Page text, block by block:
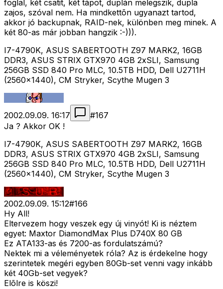
foglal, két csatit, két tápot, duplán melegszik, dupla
zajos, szóval nem. Ha mindkettõn ugyanazt tartod,
akkor jó backupnak, RAID-nek, különben meg minek. A
két 80-as már jobban hangzik :-))).
I7-4790K, ASUS SABERTOOTH Z97 MARK2, 16GB
DDR3, ASUS STRIX GTX970 4GB 2xSLI, Samsung
256GB SSD 840 Pro MLC, 10.5TB HDD, Dell U2711H
(2560x1440), CM Stryker, Scythe Mugen 3
2002.09.09. 16:17 #167
Ja ? Akkor OK !
I7-4790K, ASUS SABERTOOTH Z97 MARK2, 16GB
DDR3, ASUS STRIX GTX970 4GB 2xSLI, Samsung
256GB SSD 840 Pro MLC, 10.5TB HDD, Dell U2711H
(2560x1440), CM Stryker, Scythe Mugen 3
2002.09.09. 15:12#166
Hy All!
Eltervezem hogy veszek egy új vinyót! Ki is néztem
egyet: Maxtor DiamondMax Plus D740X 80 GB
Ez ATA133-as és 7200-as fordulatszámú?
Nektek mi a véleményetek róla? Az is érdekelne hogy
szerintetek megéri egyben 80Gb-set venni vagy inkább
két 40Gb-set vegyek?
Elõlre is köszi!